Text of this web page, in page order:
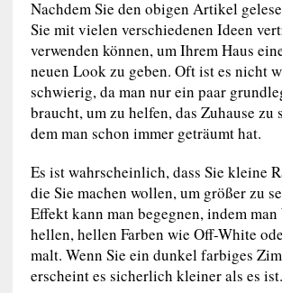
Nachdem Sie den obigen Artikel
Sie mit vielen verschiedenen Ideen
verwenden können, um Ihrem Haus
neuen Look zu geben. Oft ist es nicht
schwierig, da man nur ein paar
braucht, um zu helfen, das Zuhause zu
dem man schon immer geträumt hat.
Es ist wahrscheinlich, dass Sie kleine
die Sie machen wollen, um größer zu
Effekt kann man begegnen, indem
hellen, hellen Farben wie Off-White
malt. Wenn Sie ein dunkel farbiges
erscheint es sicherlich kleiner als es ist.